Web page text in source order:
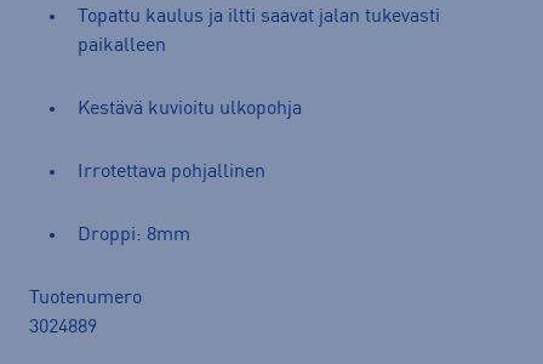
Topattu kaulus ja iltti saavat jalan tukevasti
paikalleen
Kestävä kuvioitu ulkopohja
Irrotettava pohjallinen
Droppi: 8mm
Tuotenumero
3024889